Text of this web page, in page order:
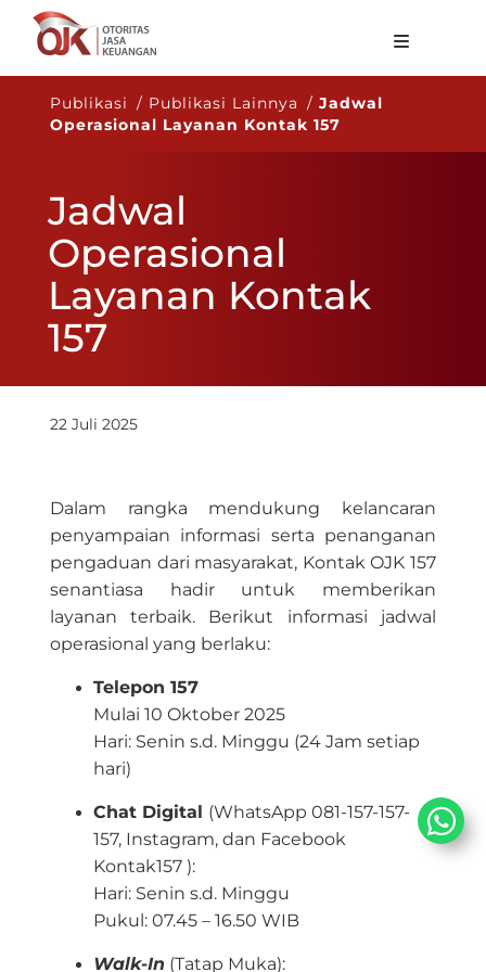
Tentang OJK
Fungsi Utama
Regulasi
Statistik
Layanan
Karir
Publikasi / Publikasi Lainnya /Jadwal
Operasional Layanan Kontak 157
Jadwal
Operasional
Layanan Kontak
157
22 Juli 2025
Dalam rangka mendukung kelancaran
penyampaian i​nformasi serta pen​anganan
pengaduan dari masyarakat, Kontak OJK 157
senantiasa hadir untuk memberikan
layanan terbaik. Berikut informasi jadwal
operasional yang berlaku:
​Telepon 157
Mulai 10 Oktober 2025
Hari: Senin s.d. Minggu (24 Jam setiap
hari)
​Chat Digital (​WhatsApp 081-157-157-
157, Instagram, ​dan Facebook
Kontak157 ​​​):
Hari: Senin s.d. Min​ggu​
Pukul: 07.45 – 16.50 W​IB​
​Walk-In (Tatap Muka):​​​​​​